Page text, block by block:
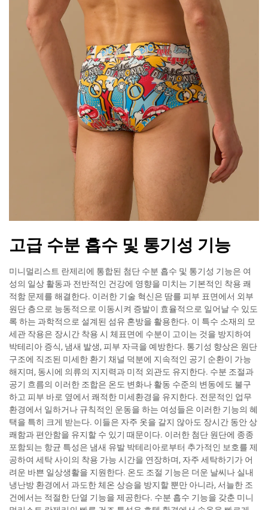
고급 수분 흡수 및 통기성 기능
미니멀리스트 란제리에 통합된 첨단 수분 흡수 및 통기성 기능은 여
성의 일상 활동과 전반적인 건강에 영향을 미치는 기본적인 착용 쾌
적함 문제를 해결한다. 이러한 기술 혁신은 땀를 피부 표면에서 외부
원단 층으로 능동적으로 이동시켜 증발이 효율적으로 일어날 수 있도
록 하는 과학적으로 설계된 섬유 혼방을 활용한다. 이 특수 소재의 모
세관 작용은 장시간 착용 시 체표면에 수분이 고이는 것을 방지하여
박테리아 증식, 냄새 발생, 피부 자극을 예방한다. 통기성 향상은 원단
구조에 직조된 미세한 환기 채널 덕분에 지속적인 공기 순환이 가능
해지며, 동시에 의류의 지지력과 미적 외관도 유지한다. 수분 조절과
공기 흐름의 이러한 조합은 온도 변화나 활동 수준의 변동에도 불구
하고 피부 바로 옆에서 쾌적한 미세환경을 유지한다. 전문적인 업무
환경에서 일하거나 규칙적인 운동을 하는 여성들은 이러한 기능의 혜
택을 특히 크게 받는다. 이들은 자주 옷을 갈지 않아도 장시간 동안 상
쾌함과 편안함을 유지할 수 있기 때문이다. 이러한 첨단 원단에 종종
포함되는 항균 특성은 냄새 유발 박테리아로부터 추가적인 보호를 제
공하여 세탁 사이의 착용 가능 시간을 연장하며, 자주 세탁하기가 어
려운 바쁜 일상생활을 지원한다. 온도 조절 기능은 더운 날씨나 실내
냉난방 환경에서 과도한 체온 상승을 방지할 뿐만 아니라, 서늘한 조
건에서는 적절한 단열 기능을 제공한다. 수분 흡수 기능을 갖춘 미니